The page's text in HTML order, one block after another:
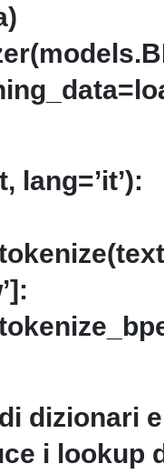
lang=’it’):
dizionari
i lookup